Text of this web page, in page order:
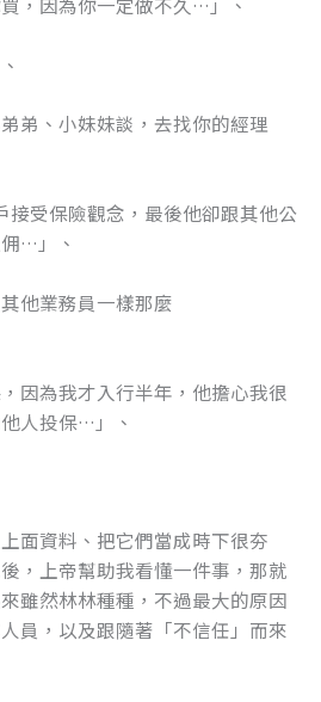
弟、小妹妹談，去找你的經理
接受保險觀念，最後他卻跟其他公
…」、
他業務員一樣那麼
因為我才入行半年，他擔心我很
人投保…」、
面資料、把它們當成時下很夯
，上帝幫助我看懂一件事，那就
雖然林林種種，不過最大的原因
員，以及跟隨著「不信任」而來